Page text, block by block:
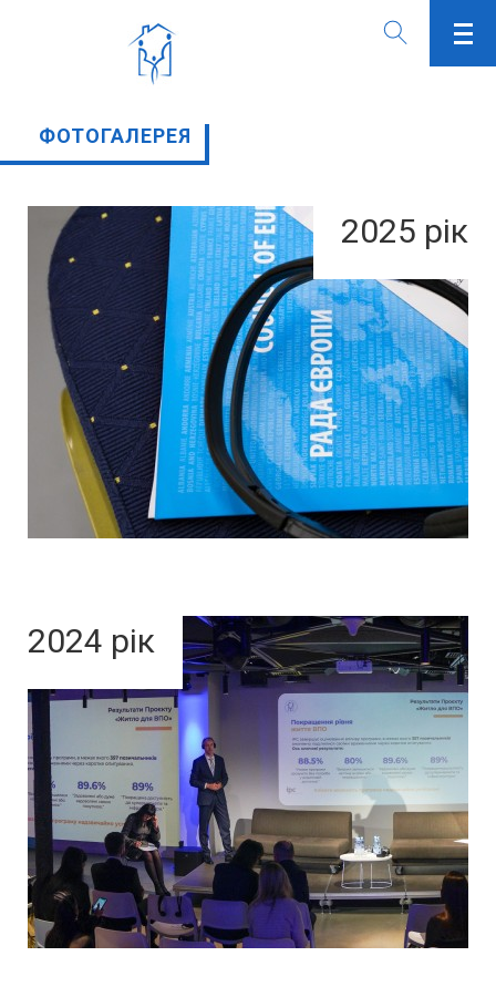
ФОТОГАЛЕРЕЯ
2025 рік
2024 рік